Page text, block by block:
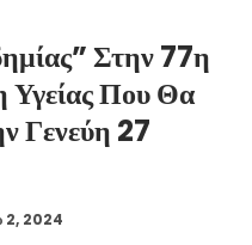
Στην 77η
Υγείας Που Θα
Γενεύη 27
2, 2024